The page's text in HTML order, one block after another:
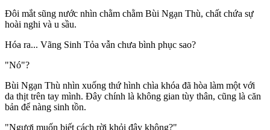
Đôi mắt sũng nước nhìn chằm chằm Bùi Ngạn Thù, chất chứa sự
hoài nghi và u sầu.
Hóa ra... Vãng Sinh Tỏa vẫn chưa bình phục sao?
"Nó"?
Bùi Ngạn Thù nhìn xuống thứ hình chìa khóa đã hòa làm một với
da thịt trên tay mình. Đây chính là không gian tùy thân, cũng là căn
bản để nàng sinh tồn.
"Ngươi muốn biết cách rời khỏi đây không?"